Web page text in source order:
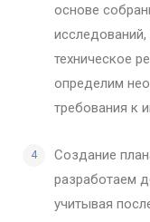
основе
техническое
определим
требования к
Создание
разработаем
учитывая